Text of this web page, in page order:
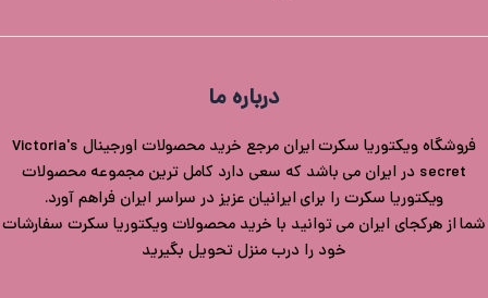
درباره ما
فروشگاه ویکتوریا سکرت ایران مرجع خرید محصولات اورجینال Victoria's
secret در ایران می باشد که سعی دارد کامل ترین مجموعه محصولات
ویکتوریا سکرت را برای ایرانیان عزیز در سراسر ایران فراهم آورد.
شما از هرکجای ایران می توانید با خرید محصولات ویکتوریا سکرت سفارشات
خود را درب منزل تحویل بگیرید